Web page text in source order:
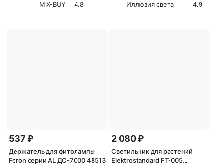
MIX-BUY
4.8
Иллюзия света
4.9
537 ₽
Держатель для фитолампы
Feron серии AL ДС-7000 48513
2 080 ₽
Светильник для растений
Elektrostandard FT-005